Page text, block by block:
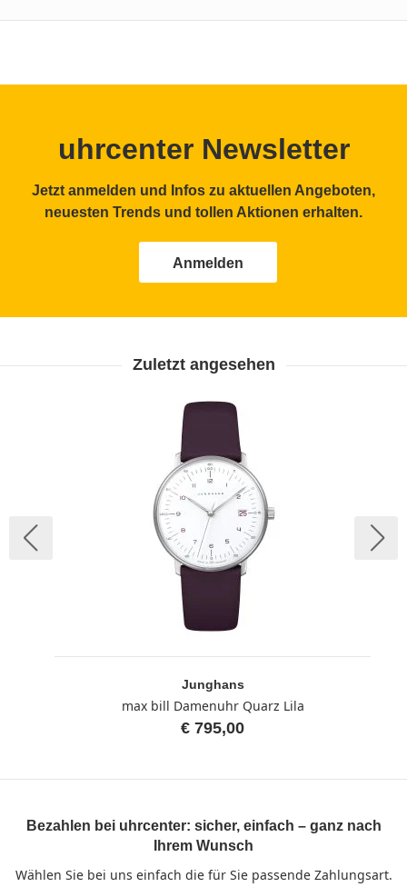
uhrcenter Newsletter
Jetzt anmelden und Infos zu aktuellen Angeboten,
neuesten Trends und tollen Aktionen erhalten.
Anmelden
Zuletzt angesehen
Junghans
max bill Damenuhr Quarz Lila
€ 795,00
Bezahlen bei uhrcenter: sicher, einfach – ganz nach
Ihrem Wunsch
Wählen Sie bei uns einfach die für Sie passende Zahlungsart.